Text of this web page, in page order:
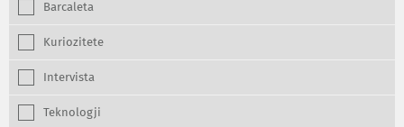
Barcaleta
Kuriozitete
Intervista
Teknologji